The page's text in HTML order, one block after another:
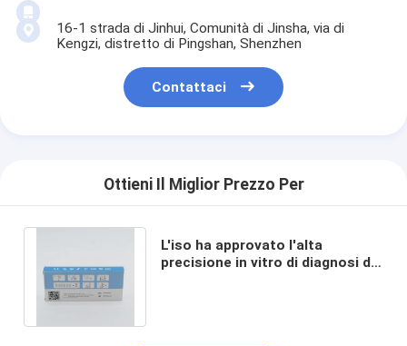
16-1 strada di Jinhui, Comunità di Jinsha, via di
Kengzi, distretto di Pingshan, Shenzhen
Contattaci
Ottieni Il Miglior Prezzo Per
L'iso ha approvato l'alta
precisione in vitro di diagnosi del